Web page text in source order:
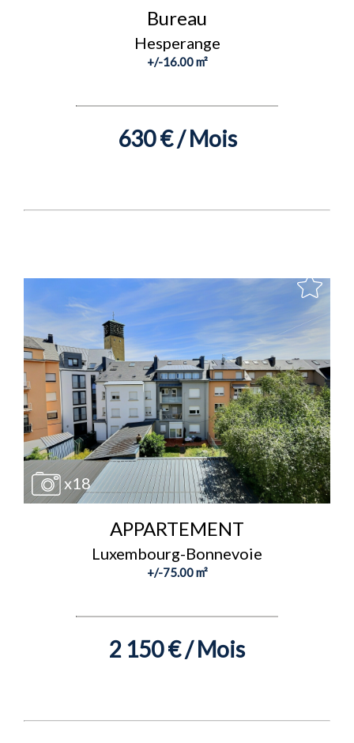
Bureau
Hesperange
+/-16.00 m²
630 € / Mois
x18
APPARTEMENT
Luxembourg-Bonnevoie
+/-75.00 m²
2 150 € / Mois